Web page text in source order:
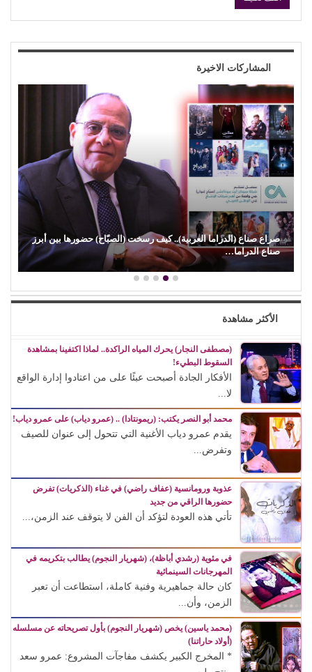
المشاركات الاخيرة
صراع صناع (الدراما العربية).. كيف رسخت (الصبّاح) حضورها بين أبرز
صناع الدراما…
الأكثر مشاهدة
(مصطفى النجار) يحرك المياه الراكدة.. لماذا اكتفينا بمشاهدة
السقوط البطيء!
الأفكار الجادة أصبحت عبئًا على من اعتادوا إدارة الواقع
لا...
محمد أبو النصر يكتب: (ريمونتادا) .. (عمرو دياب) على عمرو دياب!
يقدم عمرو دياب الأغنية التي تتحول إلى عنوان للصيف
وتفرض...
عذوبة ورومانسية (عفاف راضي) في غناء (الذكريات) تفرض
حضورها الراقي من جديد
تأتي هذه العودة لتؤكد أن الفن لا يتوقف عند الزمن،...
في مئوية (رشدي أباظة)، (شهريار النجوم) يطالب بتكريمه في
المهرجانات السينمائية
كان حالة جماهيرية وفنية كاملة، استطاعت أن تعبر
الزمن، وأن...
(محمد ياسين) يخص (شهريار النجوم) بأول تصريحاته عن مسلسله
(أولاد حاراتنا)
* المخرج الكبير يكشف مفاجآت المشروع: عمرو سعد